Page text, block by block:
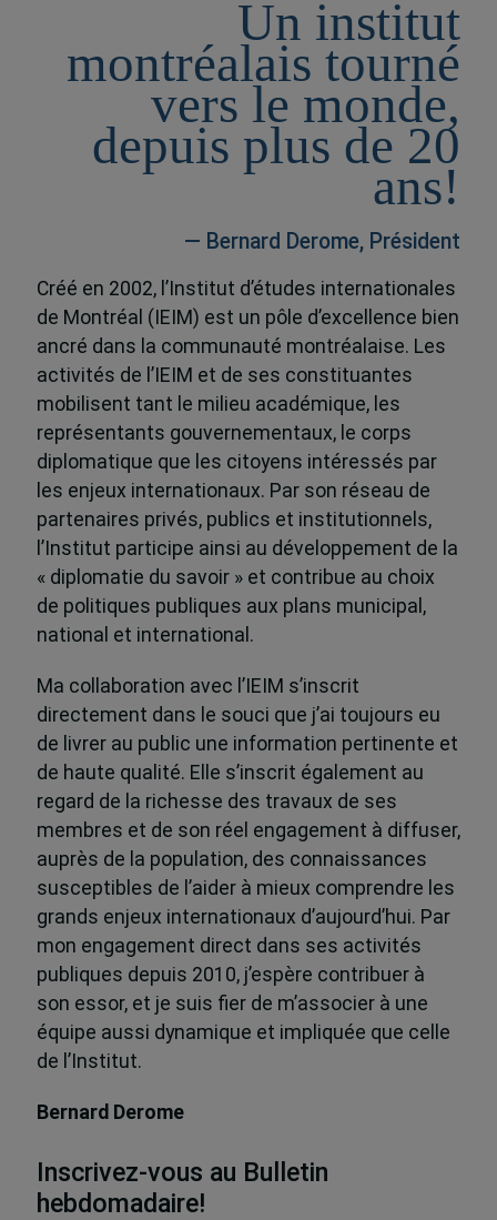
Un institut
montréalais tourné
vers le monde,
depuis plus de 20
ans!
— Bernard Derome, Président
Créé en 2002, l’Institut d’études internationales
de Montréal (IEIM) est un pôle d’excellence bien
ancré dans la communauté montréalaise. Les
activités de l’IEIM et de ses constituantes
mobilisent tant le milieu académique, les
représentants gouvernementaux, le corps
diplomatique que les citoyens intéressés par
les enjeux internationaux. Par son réseau de
partenaires privés, publics et institutionnels,
l’Institut participe ainsi au développement de la
« diplomatie du savoir » et contribue au choix
de politiques publiques aux plans municipal,
national et international.
Ma collaboration avec l’IEIM s’inscrit
directement dans le souci que j’ai toujours eu
de livrer au public une information pertinente et
de haute qualité. Elle s’inscrit également au
regard de la richesse des travaux de ses
membres et de son réel engagement à diffuser,
auprès de la population, des connaissances
susceptibles de l’aider à mieux comprendre les
grands enjeux internationaux d’aujourd’hui. Par
mon engagement direct dans ses activités
publiques depuis 2010, j’espère contribuer à
son essor, et je suis fier de m’associer à une
équipe aussi dynamique et impliquée que celle
de l’Institut.
Bernard Derome
Inscrivez-vous au Bulletin
hebdomadaire!